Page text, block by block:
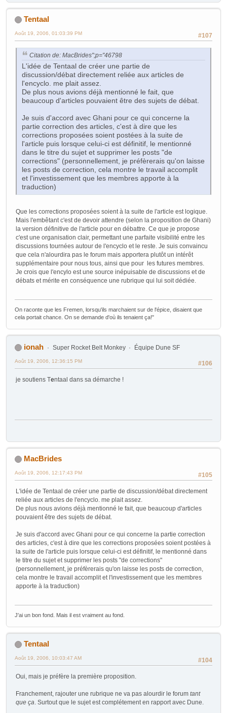
Tentaal
#107
Août 19, 2006, 01:03:39 PM
Citation de: MacBrides";p="46798
L'idée de Tentaal de créer une partie de
discussion/débat directement reliée aux articles de
l'encyclo. me plait assez.
De plus nous avions déjà mentionné le fait, que
beaucoup d'articles pouvaient être des sujets de débat.
Je suis d'accord avec Ghani pour ce qui concerne la
partie correction des articles, c'est à dire que les
corrections proposées soient postées à la suite de
l'article puis lorsque celui-ci est définitif, le mentionné
dans le titre du sujet et supprimer les posts "de
corrections" (personnellement, je préfèrerais qu'on laisse
les posts de correction, cela montre le travail accomplit
et l'investissement que les membres apporte à la
traduction)
Que les corrections proposées soient à la suite de l'article est logique.
Mais l'embêtant c'est de devoir attendre (selon la proposition de Ghani)
la version définitive de l'article pour en débattre. Ce que je propose
c'est une organisation clair, permettant une parfaite visibilité entre les
discussions tournées autour de l'encyclo et le reste. Je suis convaincu
que cela n'alourdira pas le forum mais apportera plutôt un intérêt
supplémentaire pour nous tous, ainsi que pour les futures membres.
Je crois que l'encylo est une source inépuisable de discussions et de
débats et mérite en conséquence une rubrique qui lui soit dédiée.
On raconte que les Fremen, lorsqu'ils marchaient sur de l'épice, disaient que
cela portait chance. On se demande d'où ils tenaient ça!"
ionah Super Rocket Belt Monkey Équipe Dune SF
#106
Août 19, 2006, 12:36:15 PM
je soutiens Tentaal dans sa démarche !
MacBrides
#105
Août 19, 2006, 12:17:43 PM
L'idée de Tentaal de créer une partie de discussion/débat directement
reliée aux articles de l'encyclo. me plait assez.
De plus nous avions déjà mentionné le fait, que beaucoup d'articles
pouvaient être des sujets de débat.
Je suis d'accord avec Ghani pour ce qui concerne la partie correction
des articles, c'est à dire que les corrections proposées soient postées à
la suite de l'article puis lorsque celui-ci est définitif, le mentionné dans
le titre du sujet et supprimer les posts "de corrections"
(personnellement, je préfèrerais qu'on laisse les posts de correction,
cela montre le travail accomplit et l'investissement que les membres
apporte à la traduction)
J'ai un bon fond. Mais il est vraiment au fond.
Tentaal
#104
Août 19, 2006, 10:03:47 AM
Oui, mais je préfère la première proposition.
Franchement, rajouter une rubrique ne va pas alourdir le forum tant
que ça . Surtout que le sujet est complétement en rapport avec Dune.